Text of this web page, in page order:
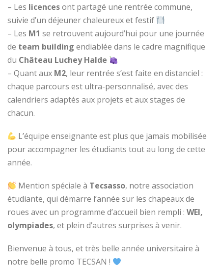
– Les licencesont partagé une rentrée commune,
suivie d’un déjeuner chaleureux et festif
– Les M1 se retrouvent aujourd’hui pour une journée
de team building endiablée dans le cadre magnifique
du Château Luchey Halde
– Quant aux M2, leur rentrée s’est faite en distanciel :
chaque parcours est ultra-personnalisé, avec des
calendriers adaptés aux projets et aux stages de
chacun.
L’équipe enseignante est plus que jamais mobilisée
pour accompagner les étudiants tout au long de cette
année.
Mention spéciale à Tecsasso, notre association
étudiante, qui démarre l’année sur les chapeaux de
roues avec un programme d’accueil bien rempli : WEI,
olympiades, et plein d’autres surprises à venir.
Bienvenue à tous, et très belle année universitaire à
notre belle promo TECSAN !